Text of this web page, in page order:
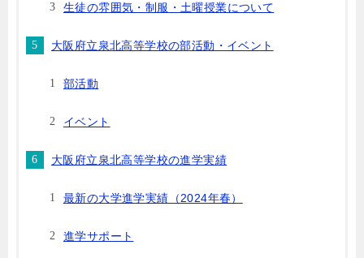
生徒の雰囲気・制服・土曜授業について
大阪府立泉北高等学校の部活動・イベント
部活動
イベント
大阪府立泉北高等学校の進学実績
最新の大学進学実績（2024年春）
進学サポート